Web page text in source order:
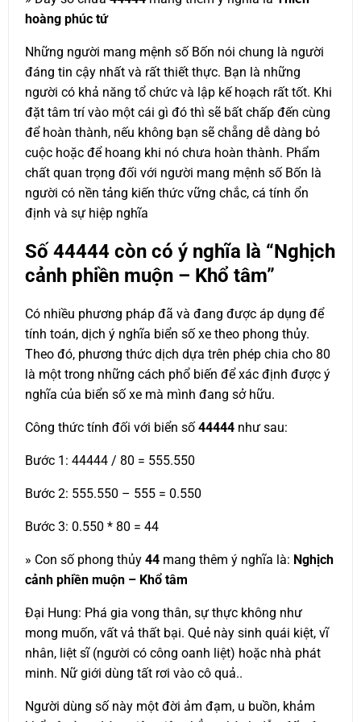
hoàng phúc tứ
Những người mang mệnh số Bốn nói chung là người
đáng tin cậy nhất và rất thiết thực. Bạn là những
người có khả năng tổ chức và lập kế hoạch rất tốt. Khi
đặt tâm trí vào một cái gì đó thì sẽ bất chấp đến cùng
để hoàn thành, nếu không bạn sẽ chẵng dễ dàng bỏ
cuộc hoặc để hoang khi nó chưa hoàn thành. Phẩm
chất quan trọng đối với người mang mệnh số Bốn là
người có nền tảng kiến thức vững chắc, cá tính ổn
định và sự hiệp nghĩa
Số 44444 còn có ý nghĩa là “Nghịch
cảnh phiền muộn – Khổ tâm”
Có nhiều phương pháp đã và đang được áp dụng để
tính toán, dịch ý nghĩa biển số xe theo phong thủy.
Theo đó, phương thức dịch dựa trên phép chia cho 80
là một trong những cách phổ biến để xác định được ý
nghĩa của biển số xe mà mình đang sở hữu.
Công thức tính đối với biển số44444 như sau:
Bước 1: 44444 / 80 = 555.550
Bước 2: 555.550 – 555 = 0.550
Bước 3: 0.550 * 80 = 44
» Con số phong thủy 44 mang thêm ý nghĩa là: Nghịch
cảnh phiền muộn – Khổ tâm
Đại Hung: Phá gia vong thân, sự thực không như
mong muốn, vất vả thất bại. Quẻ này sinh quái kiệt, vĩ
nhân, liệt sĩ (người có công oanh liệt) hoặc nhà phát
minh. Nữ giới dùng tất rơi vào cô quả..
Người dùng số này một đời ảm đạm, u buồn, khảm